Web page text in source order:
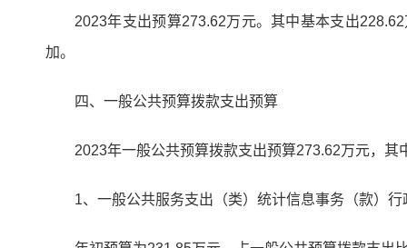
2023年支出预算273.62万元。其中基本支出
加。
四、一般公共预算拨款支出预算
2023年一般公共预算拨款支出预算273.62万元，其
1、一般公共服务支出（类）统计信息事务（款）